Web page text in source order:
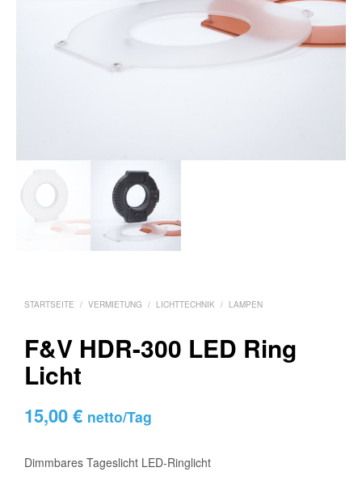
STARTSEITE / VERMIETUNG / LICHTTECHNIK / LAMPEN
F&V HDR-300 LED Ring
Licht
15,00€ netto/Tag
Dimmbares Tageslicht LED-Ringlicht